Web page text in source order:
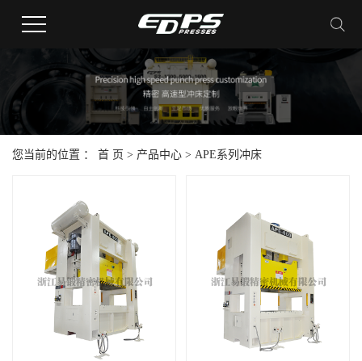
您当前的位置 ： 首 页 > 产品中心 > APE系列冲床